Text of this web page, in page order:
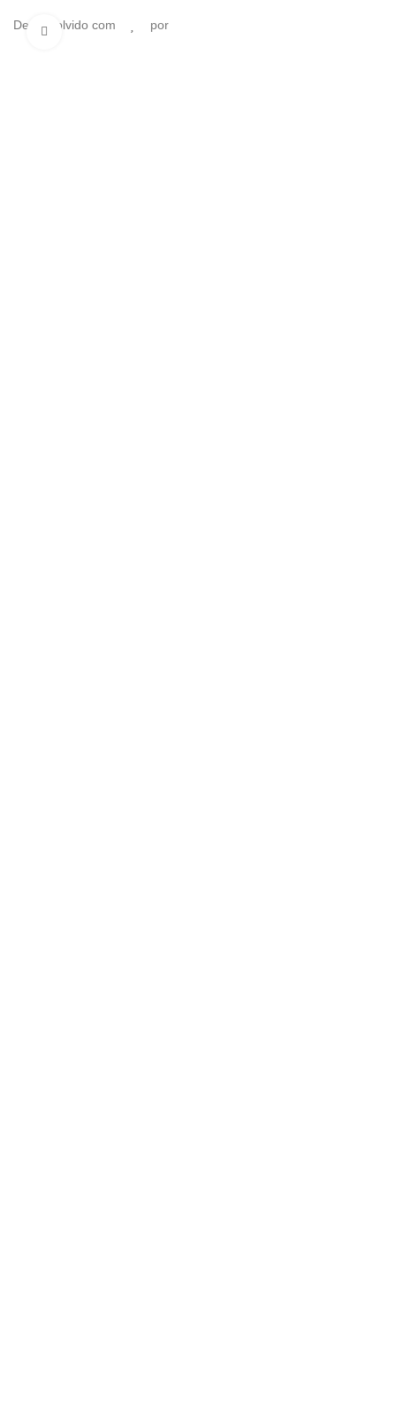
Click to enlarge
Desenvolvido com por